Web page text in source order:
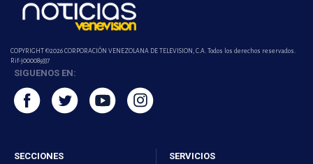
COPYRIGHT ©2026 CORPORACIÓN VENEZOLANA DE TELEVISION, C.A. Todos los derechos reservados.
Rif-j000089337
SIGUENOS EN:
SECCIONES SERVICIOS